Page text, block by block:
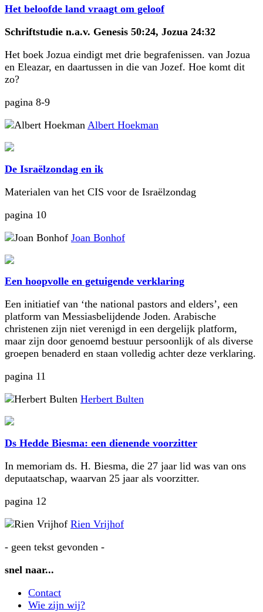
Het beloofde land vraagt om geloof
Schriftstudie n.a.v. Genesis 50:24, Jozua 24:32
Het boek Jozua eindigt met drie begrafenissen. van Jozua
en Eleazar, en daartussen in die van Jozef. Hoe komt dit
zo?
pagina 8-9
Albert Hoekman
De Israëlzondag en ik
Materialen van het CIS voor de Israëlzondag
pagina 10
Joan Bonhof
Een hoopvolle en getuigende verklaring
Een initiatief van ‘the national pastors and elders’, een
platform van Messiasbelijdende Joden. Arabische
christenen zijn niet verenigd in een dergelijk platform,
maar zijn door genoemd bestuur persoonlijk of als diverse
groepen benaderd en staan volledig achter deze verklaring.
pagina 11
Herbert Bulten
Ds Hedde Biesma: een dienende voorzitter
In memoriam ds. H. Biesma, die 27 jaar lid was van ons
deputaatschap, waarvan 25 jaar als voorzitter.
pagina 12
Rien Vrijhof
- geen tekst gevonden -
snel naar...
Contact
Wie zijn wij?